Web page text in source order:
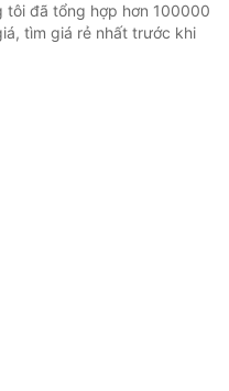
đã tổng hợp hơn 100000
tìm giá rẻ nhất trước khi